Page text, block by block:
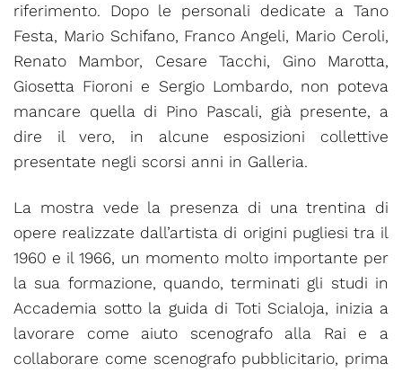
riferimento. Dopo le personali dedicate a Tano
Festa, Mario Schifano, Franco Angeli, Mario Ceroli,
Renato Mambor, Cesare Tacchi, Gino Marotta,
Giosetta Fioroni e Sergio Lombardo, non poteva
mancare quella di Pino Pascali, già presente, a
dire il vero, in alcune esposizioni collettive
presentate negli scorsi anni in Galleria.
La mostra vede la presenza di una trentina di
opere realizzate dall’artista di origini pugliesi tra il
1960 e il 1966, un momento molto importante per
la sua formazione, quando, terminati gli studi in
Accademia sotto la guida di Toti Scialoja, inizia a
lavorare come aiuto scenografo alla Rai e a
collaborare come scenografo pubblicitario, prima